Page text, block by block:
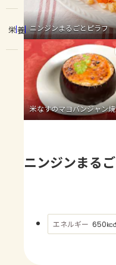
レシピ
トーク
よくあるお
お買い物
栄養 ニンジンまるごとピラフ
米なすのマヨバンジャン
ニンジンまる
エネルギー 650